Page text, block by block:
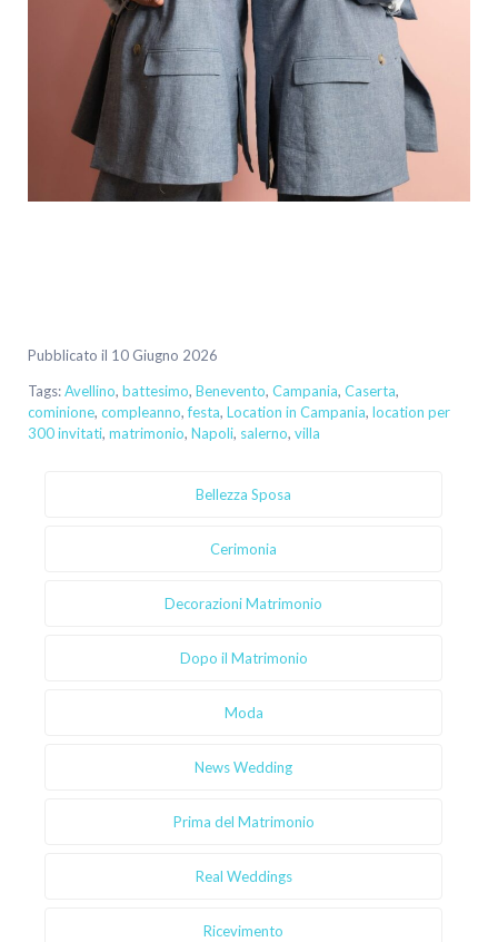
Pubblicato il 10 Giugno 2026
Tags:Avellino, battesimo, Benevento, Campania, Caserta,
cominione, compleanno,festa, Location in Campania, location per
300 invitati, matrimonio, Napoli, salerno, villa
Bellezza Sposa
Cerimonia
Decorazioni Matrimonio
Dopo il Matrimonio
Moda
News Wedding
Prima del Matrimonio
Real Weddings
Ricevimento